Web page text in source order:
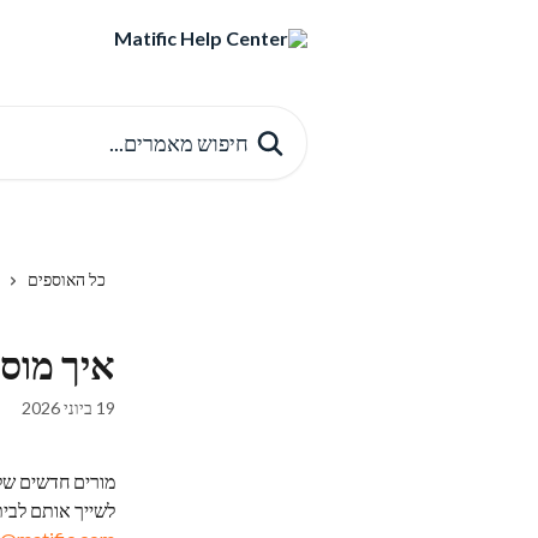
כל האוספים
איך
19 ביוני 2026
מורים חדשים
לשייך אותם